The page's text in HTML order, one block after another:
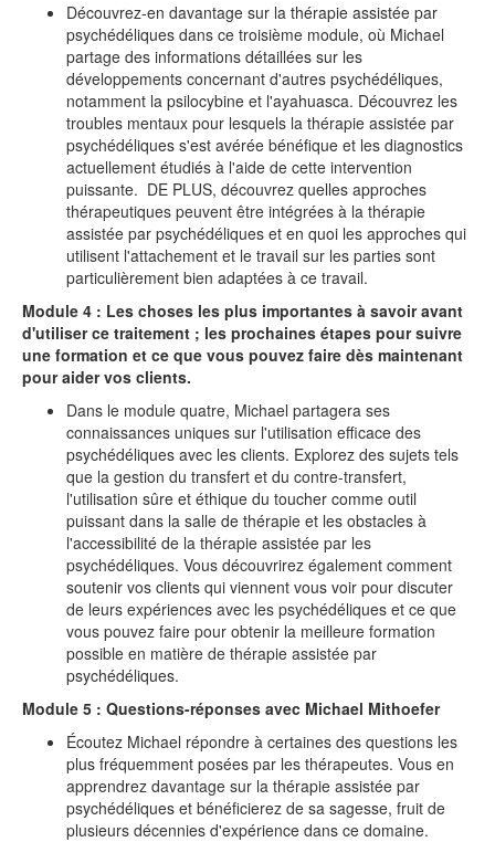
Découvrez-en davantage sur la thérapie assistée par
psychédéliques dans ce troisième module, où Michael
partage des informations détaillées sur les
développements concernant d'autres psychédéliques,
notamment la psilocybine et l'ayahuasca. Découvrez les
troubles mentaux pour lesquels la thérapie assistée par
psychédéliques s'est avérée bénéfique et les diagnostics
actuellement étudiés à l'aide de cette intervention
puissante. DE PLUS, découvrez quelles approches
thérapeutiques peuvent être intégrées à la thérapie
assistée par psychédéliques et en quoi les approches qui
utilisent l'attachement et le travail sur les parties sont
particulièrement bien adaptées à ce travail.
Module 4 : Les choses les plus importantes à savoir avant
d'utiliser ce traitement ; les prochaines étapes pour suivre
une formation et ce que vous pouvez faire dès maintenant
pour aider vos clients.
Dans le module quatre, Michael partagera ses
connaissances uniques sur l'utilisation efficace des
psychédéliques avec les clients. Explorez des sujets tels
que la gestion du transfert et du contre-transfert,
l'utilisation sûre et éthique du toucher comme outil
puissant dans la salle de thérapie et les obstacles à
l'accessibilité de la thérapie assistée par les
psychédéliques. Vous découvrirez également comment
soutenir vos clients qui viennent vous voir pour discuter
de leurs expériences avec les psychédéliques et ce que
vous pouvez faire pour obtenir la meilleure formation
possible en matière de thérapie assistée par
psychédéliques.
Module 5 : Questions-réponses avec Michael Mithoefer
Écoutez Michael répondre à certaines des questions les
plus fréquemment posées par les thérapeutes. Vous en
apprendrez davantage sur la thérapie assistée par
psychédéliques et bénéficierez de sa sagesse, fruit de
plusieurs décennies d'expérience dans ce domaine.